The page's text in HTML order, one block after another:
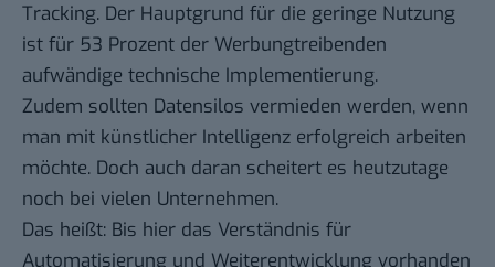
Tracking. Der Hauptgrund für die geringe Nutzung
ist für 53 Prozent der Werbungtreibenden
aufwändige technische Implementierung.
Zudem sollten Datensilos vermieden werden, wenn
man mit künstlicher Intelligenz erfolgreich arbeiten
möchte. Doch auch daran scheitert es heutzutage
noch bei vielen Unternehmen.
Das heißt: Bis hier das Verständnis für
Automatisierung und Weiterentwicklung vorhanden